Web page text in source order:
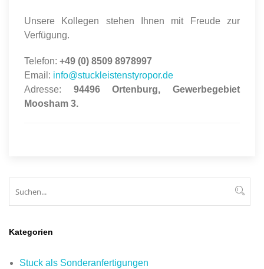
Unsere Kollegen stehen Ihnen mit Freude zur
Verfügung.
Telefon: +49 (0) 8509 8978997
Email: info@stuckleistenstyropor.de
Adresse: 94496 Ortenburg, Gewerbegebiet
Moosham 3.
Kategorien
Stuck als Sonderanfertigungen